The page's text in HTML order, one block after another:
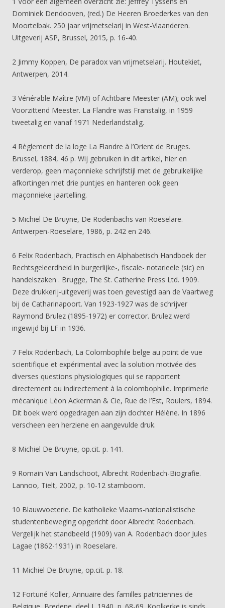
Dominiek Dendooven, (red.) De Heeren Broederkes van den
Moortelbak. 250 jaar vrijmetselarij in West-Vlaanderen.
Uitgeverij ASP, Brussel, 2015, p. 16-40.
2 Jimmy Koppen, De paradox van vrijmetselarij. Houtekiet,
Antwerpen, 2014.
3 Vénérable Maître (VM) of Achtbare Meester (AM); ook wel
Voorzittend Meester. La Flandre was Franstalig, in 1959
tweetalig en vanaf 1971 Nederlandstalig.
4 Règlement de la loge La Flandre à l’Orient de Bruges.
Brussel, 1884, 46 p. Wij gebruiken in dit artikel, hier en
verderop, geen maçonnieke schrijfstijl met de gebruikelijke
afkortingen met drie puntjes en hanteren ook geen
maçonnieke jaartelling.
5 Michiel De Bruyne, De Rodenbachs van Roeselare.
Antwerpen-Roeselare, 1986, p. 242 en 246.
6 Felix Rodenbach, Practisch en Alphabetisch Handboek der
Rechtsgeleerdheid in burgerlijke-, fiscale- notarieele (sic) en
handelszaken . Brugge, The St. Catherine Press Ltd. 1909.
Deze drukkerij-uitgeverij was toen gevestigd aan de Vaartweg
bij de Catharinapoort. Van 1923-1927 was de schrijver
Raymond Brulez (1895-1972) er corrector. Brulez werd
ingewijd bij LF in 1936.
7 Felix Rodenbach, La Colombophile belge au point de vue
scientifique et expérimental avec la solution motivée des
diverses questions physiologiques qui se rapportent
directement ou indirectement à la colombophilie. Imprimerie
mécanique Léon Ackerman & Cie, Rue de l’Est, Roulers, 1894.
Dit boek werd opgedragen aan zijn dochter Hélène. In 1896
verscheen een herziene en aangevulde druk.
8 Michiel De Bruyne, op.cit. p. 141.
9 Romain Van Landschoot, Albrecht Rodenbach-Biografie.
Lannoo, Tielt, 2002, p. 10-12 stamboom.
10 Blauwvoeterie. De katholieke Vlaams-nationalistische
studentenbeweging opgericht door Albrecht Rodenbach.
Vergelijk het standbeeld (1909) van A. Rodenbach door Jules
Lagae (1862-1931) in Roeselare.
11 Michiel De Bruyne, op.cit. p. 18.
12 Fortuné Koller, Annuaire des familles patriciennes de